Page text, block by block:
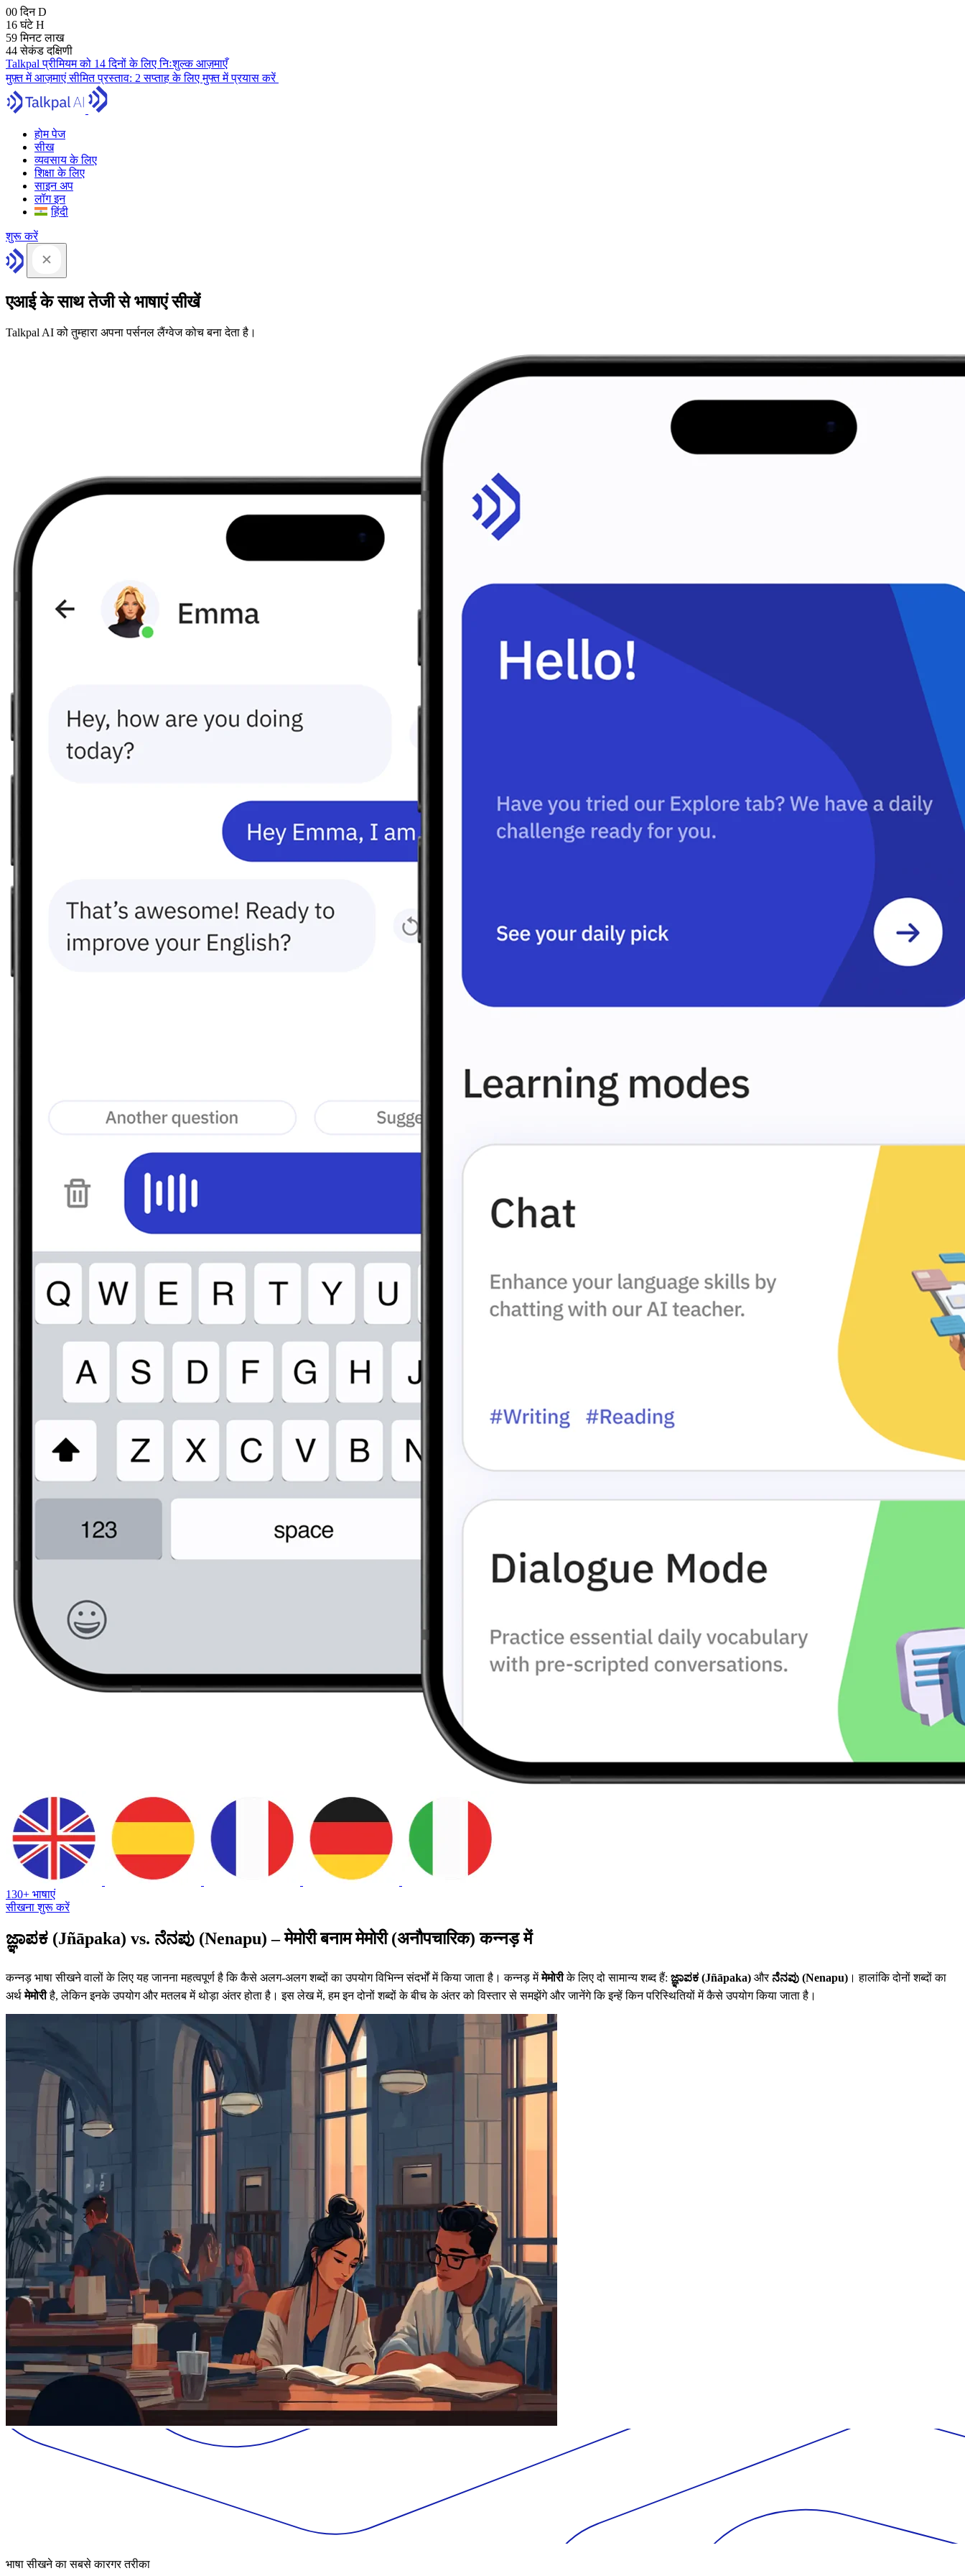
00 दिनD
16 घंटेH
59 मिनटलाख
43 सेकंडदक्षिणी
Talkpal प्रीमियम को 14 दिनों के लिए निःशुल्क आज़माएँ
मुफ़्त में आज़माएंसीमित प्रस्ताव: 2 सप्ताह के लिए मुफ्त में प्रयास करें
होम पेज
सीख
व्यवसाय के लिए
शिक्षा के लिए
साइन अप
लॉग इन
हिंदी
शुरू करें
एआई के साथ तेजी से भाषाएं सीखें
Talkpal AI को तुम्हारा अपना पर्सनल लैंग्वेज कोच बना देता है।
130+ भाषाएं
सीखना शुरू करें
ಜ್ಞಾಪಕ (Jñāpaka) vs. ನೆನಪು (Nenapu) – मेमोरी बनाम मेमोरी (अनौपचारिक) कन्नड़ में
कन्नड़ भाषा सीखने वालों के लिए यह जानना महत्वपूर्ण है कि कैसे अलग-अलग शब्दों का उपयोग विभिन्न संदर्भों में किया जाता है। कन्नड़ मेंमेमोरीके लिए दो सामान्य शब्द हैं: ಜ್ಞಾಪಕ (Jñāpaka) औरನೆನಪು (Nenapu) । हालांकि दोनों शब्दों का
अर्थमेमोरीहै, लेकिन इनके उपयोग और मतलब में थोड़ा अंतर होता है। इस लेख में, हम इन दोनों शब्दों के बीच के अंतर को विस्तार से समझेंगे और जानेंगे कि इन्हें किन परिस्थितियों में कैसे उपयोग किया जाता है।
भाषा सीखने का सबसे कारगर तरीका